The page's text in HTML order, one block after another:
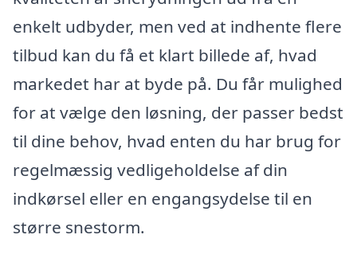
enkelt udbyder, men ved at indhente flere
tilbud kan du få et klart billede af, hvad
markedet har at byde på. Du får mulighed
for at vælge den løsning, der passer bedst
til dine behov, hvad enten du har brug for
regelmæssig vedligeholdelse af din
indkørsel eller en engangsydelse til en
større snestorm.